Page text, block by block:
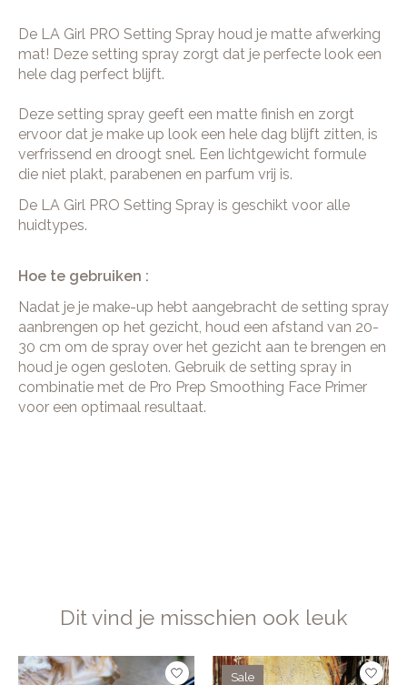
De LA Girl PRO Setting Spray houd je matte afwerking
mat! Deze setting spray zorgt dat je perfecte look een
hele dag perfect blijft.
Deze setting spray geeft een matte finish en zorgt
ervoor dat je make up look een hele dag blijft zitten, is
verfrissend en droogt snel. Een lichtgewicht formule
die niet plakt, parabenen en parfum vrij is.
De LA Girl PRO Setting Spray is geschikt voor alle
huidtypes.
Hoe te gebruiken :
Nadat je je make-up hebt aangebracht de setting spray
aanbrengen op het gezicht, houd een afstand van 20-
30 cm om de spray over het gezicht aan te brengen en
houd je ogen gesloten. Gebruik de setting spray in
combinatie met de Pro Prep Smoothing Face Primer
voor een optimaal resultaat.
Dit vind je misschien ook leuk
Items van productcarrousel
Sale